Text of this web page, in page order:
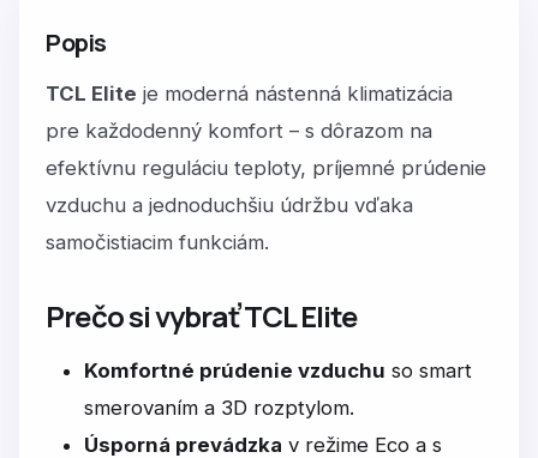
Popis
TCL Elite je moderná nástenná klimatizácia
pre každodenný komfort – s dôrazom na
efektívnu reguláciu teploty, príjemné prúdenie
vzduchu a jednoduchšiu údržbu vďaka
samočistiacim funkciám.
Prečo si vybrať TCL Elite
Komfortné prúdenie vzduchu so smart
smerovaním a 3D rozptylom.
Úsporná prevádzka v režime Eco a s